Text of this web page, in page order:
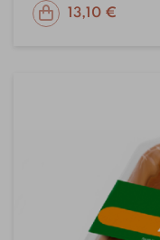
PRECIO
13,10 €